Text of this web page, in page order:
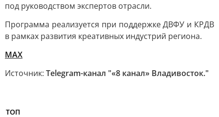
под руководством экспертов отрасли.
Программа реализуется при поддержке ДВФУ и КРДВ
в рамках развития креативных индустрий региона.
MAX
Источник: Telegram-канал "«8 канал» Владивосток."
ТОП